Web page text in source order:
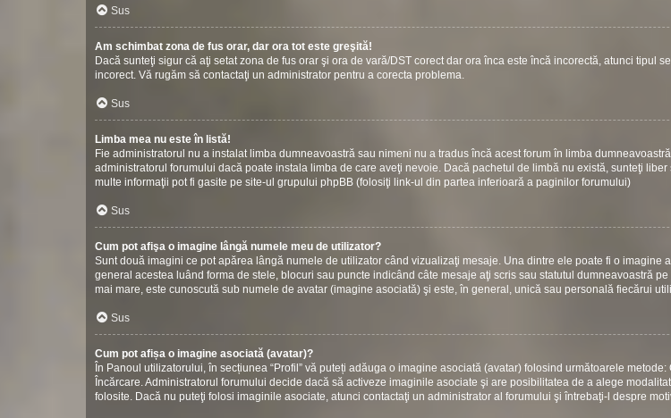
Sus
Am schimbat zona de fus orar, dar ora tot este greşită!
Dacă sunteţi sigur că aţi setat zona de fus orar şi ora de vară/DST corect dar ora înca este încă incorectă, atunci tipul
incorect. Vă rugăm să contactaţi un administrator pentru a corecta problema.
Sus
Limba mea nu este în listă!
Fie administratorul nu a instalat limba dumneavoastră sau nimeni nu a tradus încă acest forum în limba
administratorul forumului dacă poate instala limba de care aveţi nevoie. Dacă pachetul de limbă nu există, sunteţi
multe informaţii pot fi gasite pe site-ul grupului phpBB (folosiţi link-ul din partea inferioară a paginilor forumului)
Sus
Cum pot afişa o imagine lângă numele meu de utilizator?
Sunt două imagini ce pot apărea lângă numele de utilizator când vizualizaţi mesaje. Una dintre ele poate fi o imagine
general acestea luând forma de stele, blocuri sau puncte indicând câte mesaje aţi scris sau statutul dumneavoastră
mai mare, este cunoscută sub numele de avatar (imagine asociată) şi este, în general, unică sau personală fiecărui
Sus
Cum pot afișa o imagine asociată (avatar)?
În Panoul utilizatorului, în secțiunea “Profil” vă puteți adăuga o imagine asociată (avatar) folosind următoarele metode:
Încărcare. Administratorul forumului decide dacă să activeze imaginile asociate şi are posibilitatea de a alege
folosite. Dacă nu puteţi folosi imaginile asociate, atunci contactaţi un administrator al forumului şi întrebaţi-l despre